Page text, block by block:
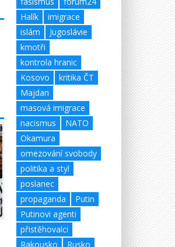
Halík
imigrace
islám
Jugoslávie
kmotři
kontrola hranic
Kosovo
kritika ČT
Majdan
masová imigrace
nacismus
NATO
Okamura
omezování svobody
politika a styl
poslanec
propaganda
Putin
Putinovi agenti
přistěhovalci
Rakousko
Rusko